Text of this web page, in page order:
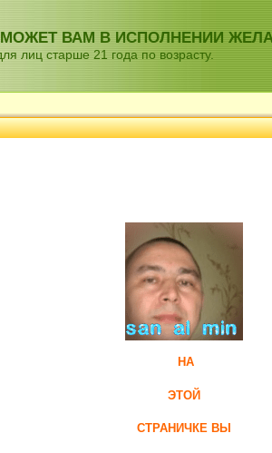
ВАМ В ИСПОЛНЕНИИ
лиц старше 21 года по возрасту.
НА
ЭТОЙ
СТРАНИЧКЕ ВЫ